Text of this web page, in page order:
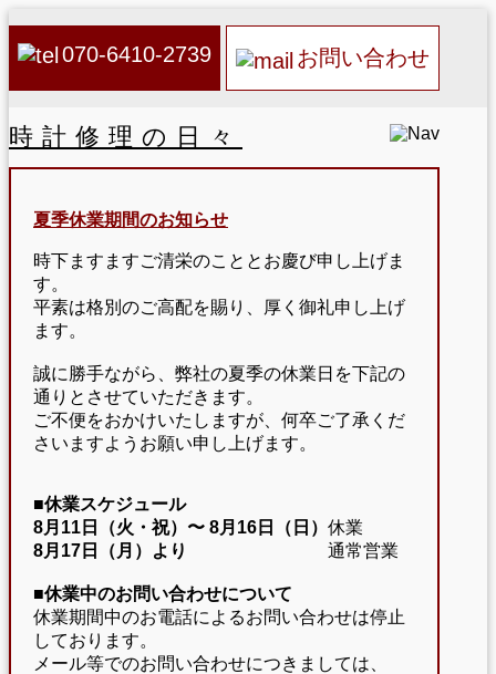
070-6410-2739 お問い合わせ
時計修理の日々
夏季休業期間のお知らせ
時下ますますご清栄のこととお慶び申し上げま
す。
平素は格別のご高配を賜り、厚く御礼申し上げ
ます。
誠に勝手ながら、弊社の夏季の休業日を下記の
通りとさせていただきます。
ご不便をおかけいたしますが、何卒ご了承くだ
さいますようお願い申し上げます。
■休業スケジュール
8月11日（火・祝）〜 8月16日（日） 休業
8月17日（月）より
通常営業
■休業中のお問い合わせについて
休業期間中のお電話によるお問い合わせは停止
しております。
メール等でのお問い合わせにつきましては、